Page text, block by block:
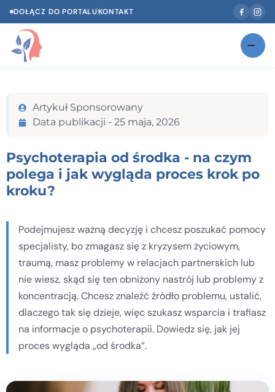
DOŁĄCZ DO PORTALUKONTAKT
GabinetyNOWOŚĆ
Według specjalizacji
Psycholog w Twoim języku
Diagnozy psychologiczne
Dawka wiedzy
Dla specjalistów
Kontakt
Dołącz do portalu
Artykuł Sponsorowany
Data publikacji - 25 maja, 2026
Psychoterapia od środka - na czym
polega i jak wygląda proces krok po
kroku?
Podejmujesz ważną decyzję i chcesz poszukać pomocy
specjalisty, bo zmagasz się z kryzysem życiowym,
traumą, masz problemy w relacjach partnerskich lub
nie wiesz, skąd się ten obniżony nastrój lub problemy z
koncentracją. Chcesz znaleźć źródło problemu, ustalić,
dlaczego tak się dzieje, więc szukasz wsparcia i trafiasz
na informacje o psychoterapii. Dowiedz się, jak jej
proces wygląda „od środka”.